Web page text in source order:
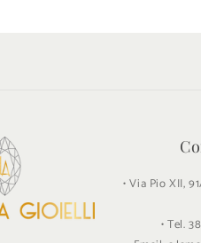
l
e
• Via Pio XII,
• Tel.